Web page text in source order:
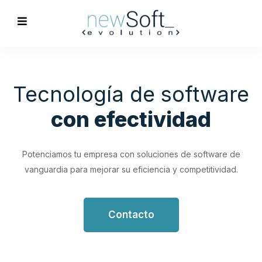
Optimización de
Procesos
trabajo.